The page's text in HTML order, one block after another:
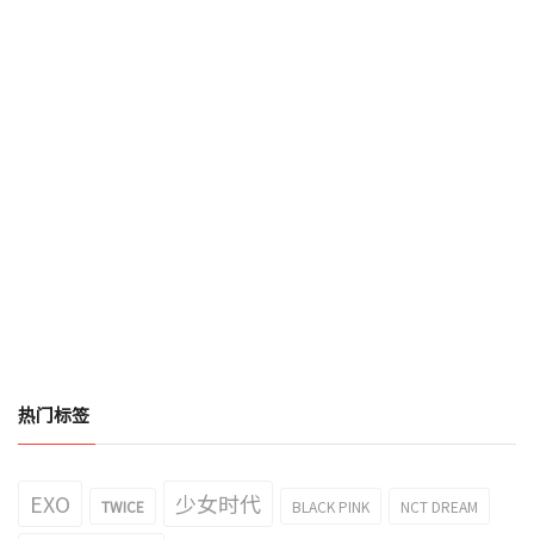
热门标签
EXO TWICE 少女时代 BLACK PINK NCT DREAM